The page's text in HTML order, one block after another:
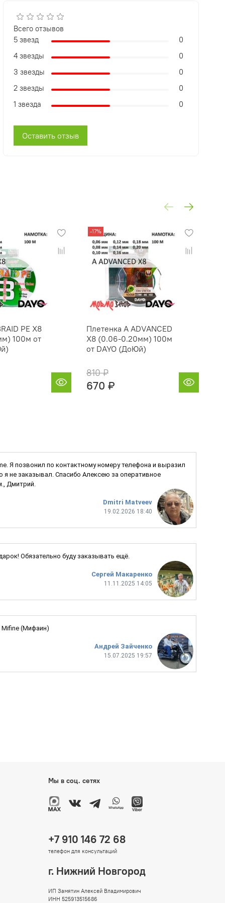
Всего отзывов
5 звезд
0
4 звезды
0
3 звезды
0
2 звезды
0
1 звезда
0
Оставить отзыв
PE X8
100м от
-17%
Плетенка A ADVANCED
X8 (0.06-0.20мм) 100м
от DAYO (ДоЮй)
810 ₽
670 ₽
Dmitri Matveev
19.02.2026 18:40
Я позвонил по контактному номеру телефона и выразил
я не заказывал. Спасибо Алексею за оперативное
Дмитрий.
Сергей Макаренко
11.11.2025 14:05
Обязательно буду заказывать ещё.
Андрей Зайченко
15.07.2025 19:57
Mifine (Мифаин)
Мы в соц. сетях
+7 910 146 72 68
телефон для консультаций
г. Нижний Новгород
ИП Замятин Алексей Владимирович
ИНН 525913515686